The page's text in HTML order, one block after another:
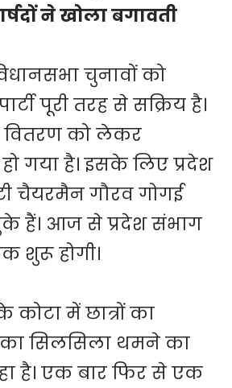
ने खोला बगावती
चुनावों को
पूरी तरह से सक्रिय है।
वितरण को लेकर
गया है। इसके लिए प्रदेश
चैयरमैन गौरव गोगई
हैं। आज से प्रदेश संभाग
शुरू होगी।
कोटा में छात्रों का
सिलसिला थमने का
है। एक बार फिर से एक